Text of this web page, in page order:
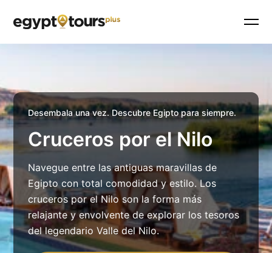
Desembala una vez. Descubre Egipto para siempre.
Cruceros por el Nilo
Navegue entre las antiguas maravillas de
Egipto con total comodidad y estilo. Los
cruceros por el Nilo son la forma más
relajante y envolvente de explorar los tesoros
del legendario Valle del Nilo.